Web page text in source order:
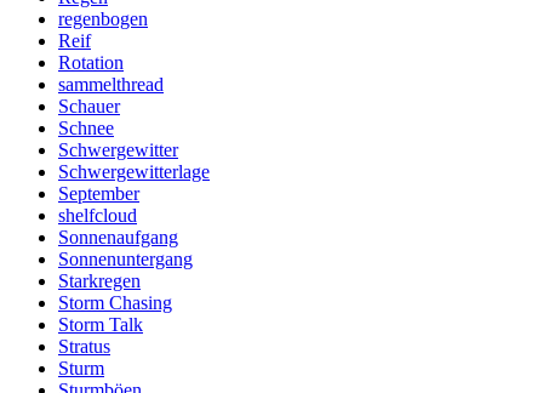
regenbogen
Reif
Rotation
sammelthread
Schauer
Schnee
Schwergewitter
Schwergewitterlage
September
shelfcloud
Sonnenaufgang
Sonnenuntergang
Starkregen
Storm Chasing
Storm Talk
Stratus
Sturm